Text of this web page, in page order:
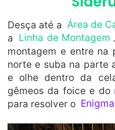
Desça até a Área de
a Linha de Montagem
montagem e entre na
norte e suba na parte
e olhe dentro da
gêmeos da foice e do
para resolver o